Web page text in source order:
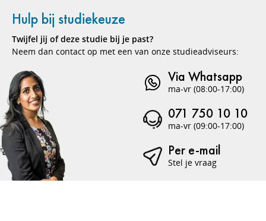
Hulp bij studiekeuze
Twijfel jij of deze studie bij je past?
Neem dan contact op met een van onze studieadviseurs:
Via Whatsapp
ma-vr (08:00-17:00)
071 750 10 10
ma-vr (09:00-17:00)
Per e-mail
Stel je vraag